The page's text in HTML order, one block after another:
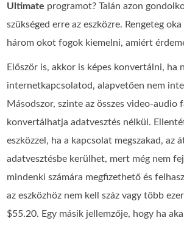
Ultimate programot? Talán azon
szükséged erre az eszközre. Rengeteg
három okot fogok kiemelni, amiért
Először is, akkor is képes konvertálni, ha
internetkapcsolatod, alapvetően nem
Másodszor, szinte az összes video-
konvertálhatja adatvesztés nélkül.
eszközzel, ha a kapcsolat megszakad, az
adatvesztésbe kerülhet, mert még nem
mindenki számára megfizethető és
az eszközhöz nem kell száz vagy több
$55.20. Egy másik jellemzője, hogy ha